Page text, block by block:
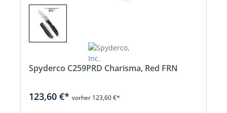
Spyderco C259PRD Charisma, Red FRN
123,60 €* vorher 123,60 €*